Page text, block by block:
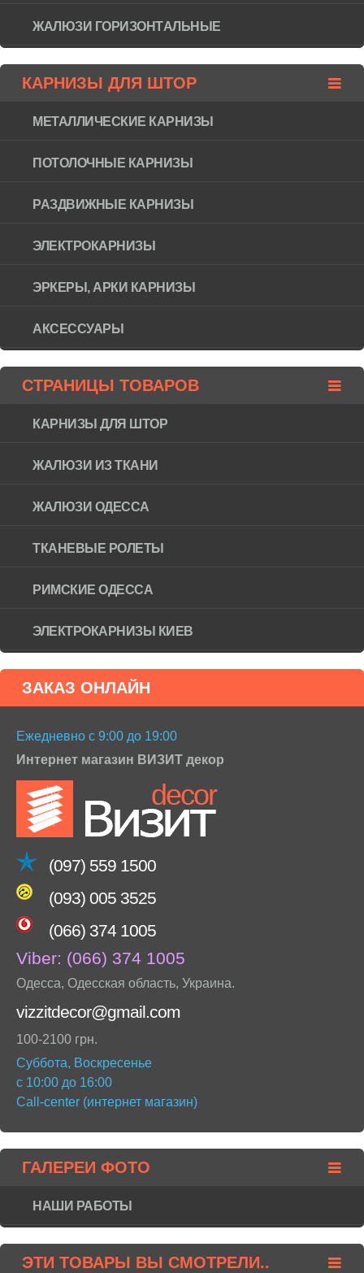
ЖАЛЮЗИ ГОРИЗОНТAЛЬНЫЕ
КАРНИЗЫ ДЛЯ ШТОР
МЕТАЛЛИЧЕСКИЕ КАРНИЗЫ
ПОТОЛОЧНЫЕ КАРНИЗЫ
РАЗДВИЖНЫЕ КАРНИЗЫ
ЭЛЕКТРОКАРНИЗЫ
ЭРКЕРЫ, АРКИ КАРНИЗЫ
АКСЕССУАРЫ
СТРАНИЦЫ ТОВАРОВ
КАРНИЗЫ ДЛЯ ШТОР
ЖАЛЮЗИ ИЗ ТКАНИ
ЖАЛЮЗИ ОДЕССА
ТКАНЕВЫЕ РОЛЕТЫ
РИМСКИЕ ОДЕССА
ЭЛЕКТРОКАРНИЗЫ КИЕВ
ЗАКАЗ ОНЛАЙН
Ежедневно с 9:00 до 19:00
Интернет магазин ВИЗИТ декор
(097) 559 1500
(093) 005 3525
(066) 374 1005
Viber: (066) 374 1005
Одесса, Одесская область, Украина.
vizzitdecor@gmail.com
100-2100 грн.
Суббота, Воскресенье
с 10:00 до 16:00
Call-center (интернет магазин)
ГАЛЕРЕИ ФОТО
НАШИ РАБОТЫ
ЭТИ ТОВАРЫ ВЫ СМОТРЕЛИ..